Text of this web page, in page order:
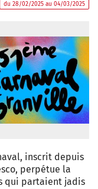
du 28/02/2025 au 04/03/2025
inscrit depuis
perpétue la
qui partaient jadis